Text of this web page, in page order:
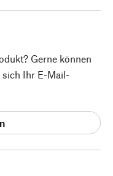
Gerne können
sich Ihr E-Mail-